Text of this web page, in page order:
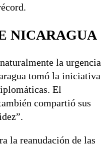
NICARAGUA
la urgencia
tomó la iniciativa
El
compartió sus
la reanudación de las